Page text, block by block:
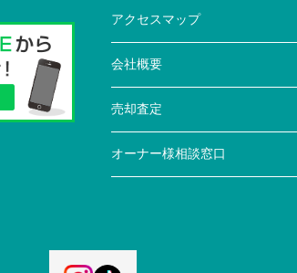
アクセスマップ
会社概要
売却査定
オーナー様相談窓口